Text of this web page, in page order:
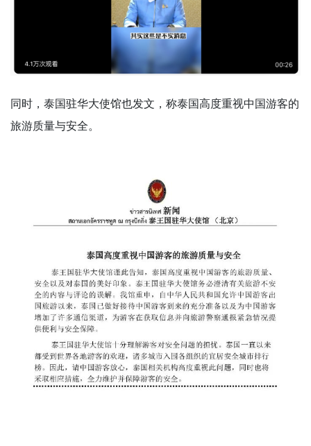
同时，泰国驻华大使馆也发文，称泰国高度重视中国游客的
旅游质量与安全。